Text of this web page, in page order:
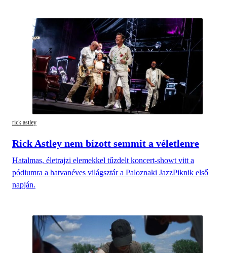
rick astley
Rick Astley nem bízott semmit a véletlenre
Hatalmas, életrajzi elemekkel tűzdelt koncert-showt vitt a
pódiumra a hatvanéves világsztár a Paloznaki JazzPiknik első
napján.